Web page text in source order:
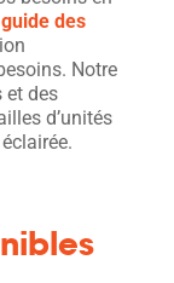
guide des
Notre
et des
d’unités